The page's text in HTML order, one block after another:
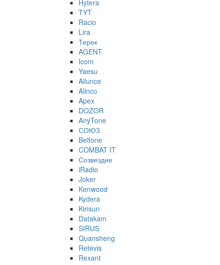
Hytera
TYT
Racio
Lira
Терек
AGENT
Icom
Yaesu
Ailunce
Alinco
Apex
DOZOR
AnyTone
СОЮЗ
Belfone
COMBAT IT
Созвездие
iRadio
Joker
Kenwood
Kydera
Kirisun
Datakam
SIRUS
Quansheng
Retevis
Rexant